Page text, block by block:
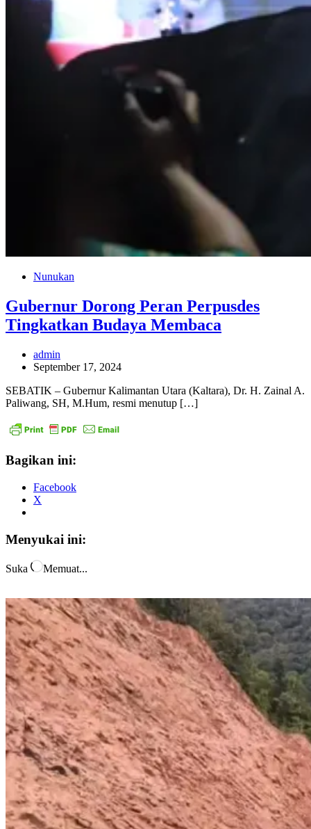
Nunukan
Gubernur Dorong Peran Perpusdes
Tingkatkan Budaya Membaca
admin
September 17, 2024
SEBATIK – Gubernur Kalimantan Utara (Kaltara), Dr. H. Zainal A.
Paliwang, SH, M.Hum, resmi menutup […]
Bagikan ini:
Facebook
X
Menyukai ini:
Suka Memuat...